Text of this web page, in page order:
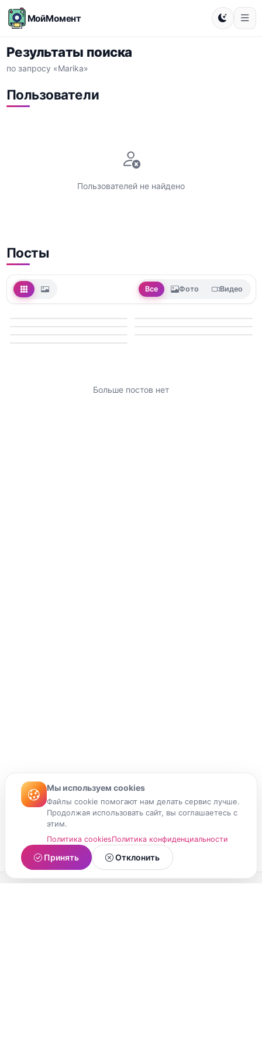
МойМомент
Результаты поиска
по запросу «Marika»
Пользователи
Пользователей не найдено
Посты
Все Фото Видео
Больше постов нет
Мы используем cookies
Файлы cookie помогают нам делать сервис лучше.
Продолжая использовать сайт, вы соглашаетесь с
этим.
Политика cookiesПолитика конфиденциальности
Принять Отклонить